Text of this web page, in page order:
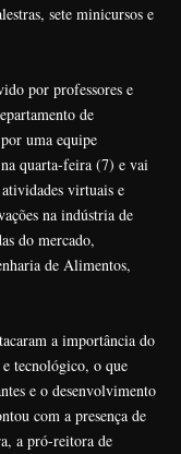
sete minicursos e
por professores e
de
uma equipe
quarta-feira (7) e vai
virtuais e
na indústria de
do mercado,
de Alimentos,
a importância do
tecnológico, o que
e o desenvolvimento
com a presença de
a pró-reitora de